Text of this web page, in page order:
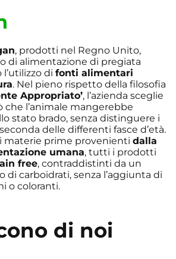
, prodotti nel Regno Unito,
di alimentazione di pregiata
di fonti alimentari
. Nel pieno rispetto della filosofia
Appropriato’, l’azienda sceglie
che l’animale mangerebbe
stato brado, senza distinguere i
delle differenti fasce d’età.
materie prime provenienti dalla
umana, tutti i prodotti
free, contraddistinti da un
carboidrati, senza l’aggiunta di
o coloranti.
di noi